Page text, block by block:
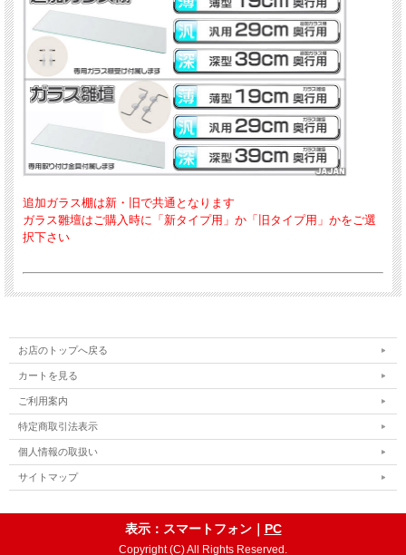
追加ガラス棚は新・旧で共通となります
ガラス雛壇はご購入時に「新タイプ用」か「旧タイプ用」かをご選
択下さい
お店のトップへ戻る
カートを見る
ご利用案内
特定商取引法表示
個人情報の取扱い
サイトマップ
表示：スマートフォン｜ PC
Copyright (C) All Rights Reserved.